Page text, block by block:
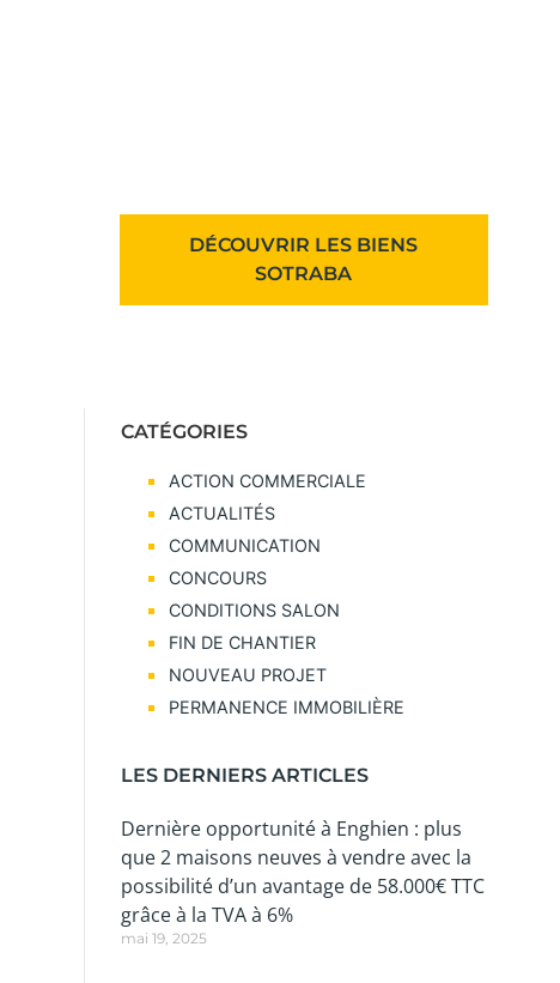
DÉCOUVRIR LES BIENS
SOTRABA
CATÉGORIES
ACTION COMMERCIALE
ACTUALITÉS
COMMUNICATION
CONCOURS
CONDITIONS SALON
FIN DE CHANTIER
NOUVEAU PROJET
PERMANENCE IMMOBILIÈRE
LES DERNIERS ARTICLES
Dernière opportunité à Enghien : plus
que 2 maisons neuves à vendre avec la
possibilité d’un avantage de 58.000€ TTC
grâce à la TVA à 6%
mai 19, 2025